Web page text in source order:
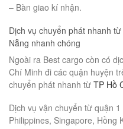
– Bàn giao kí nhận.
Dịch vụ chuyển phát nhanh
Nẵng nhanh chóng
Ngoài ra Best cargo còn có
Chí Minh đi các quận huyện
chuyển phát nhanh từ TP Hồ
Dịch vụ vận chuyển từ quận
Philippines, Singapore, Hồng